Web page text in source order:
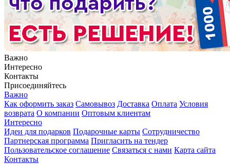
Важно
Интересно
Контакты
Присоединяйтесь
Важно
Как оформить заказ Самовывоз Доставка Оплата Условия
возврата О компании Оптовым клиентам
Интересно
Идеи для подарков Подарочные карты Сотрудничество
Партнерская программа Пригласить на тендер
Пользовательское соглашение Связаться с нами Карта сайта
Контакты